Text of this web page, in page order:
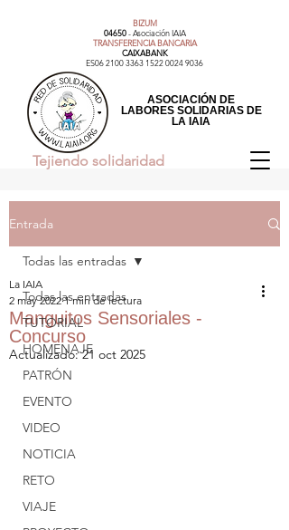
Tejiendo solidaridad
ASOCIACIÓN DE
LABORES SOLIDARIAS DE
LA IAIA
BIZUM
04650- Asociación IAIA​
TRANSFERENCIA BANCARIA
CAIXABANK
ES062100 3363 1522 00249036
Entrada
Todas las entradas
TUTORIAL
HOMENAJE
PATRÓN
EVENTO
VIDEO
NOTICIA
RETO
VIAJE
Todas las entradas
Manguitos Sensoriales -
Concurso
La IAIA
2 may 2022 1 min de lectura
Actualizado:21 oct 2025